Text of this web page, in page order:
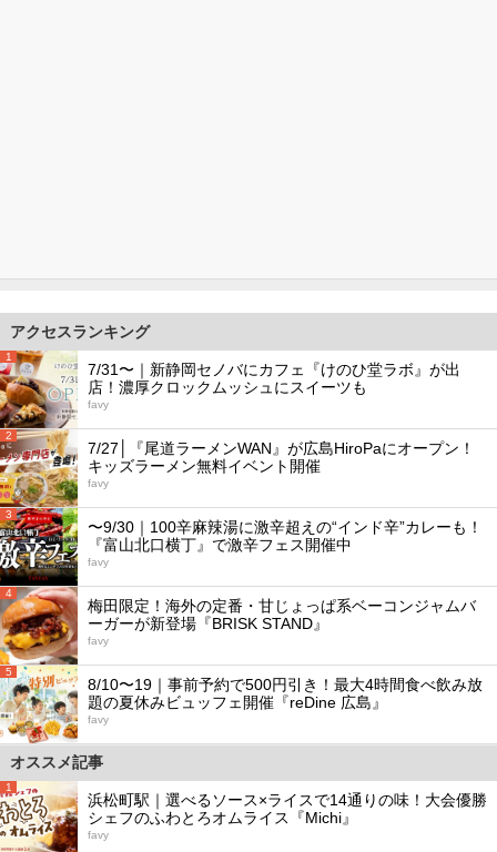
アクセスランキング
1
7/31〜｜新静岡セノバにカフェ『けのひ堂ラボ』が出
店！濃厚クロックムッシュにスイーツも
favy
2
7/27│『尾道ラーメンWAN』が広島HiroPaにオープン！
キッズラーメン無料イベント開催
favy
3
〜9/30｜100辛麻辣湯に激辛超えの“インド辛”カレーも！
『富山北口横丁』で激辛フェス開催中
favy
4
梅田限定！海外の定番・甘じょっぱ系ベーコンジャムバ
ーガーが新登場『BRISK STAND』
favy
5
8/10〜19｜事前予約で500円引き！最大4時間食べ飲み放
題の夏休みビュッフェ開催『reDine 広島』
favy
オススメ記事
1
浜松町駅｜選べるソース×ライスで14通りの味！大会優勝
シェフのふわとろオムライス『Michi』
favy